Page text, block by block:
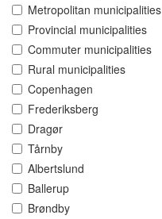
Metropolitan municipalities
Provincial municipalities
Commuter municipalities
Rural municipalities
Copenhagen
Frederiksberg
Dragør
Tårnby
Albertslund
Ballerup
Brøndby